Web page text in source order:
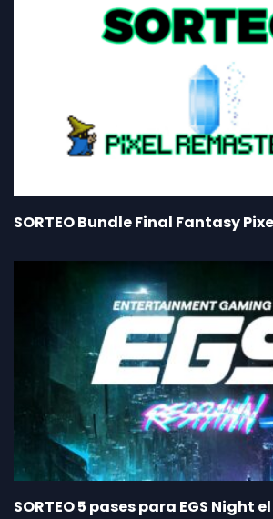
SORTEO Bundle Final Fantasy
SORTEO 5 pases para EGS Night